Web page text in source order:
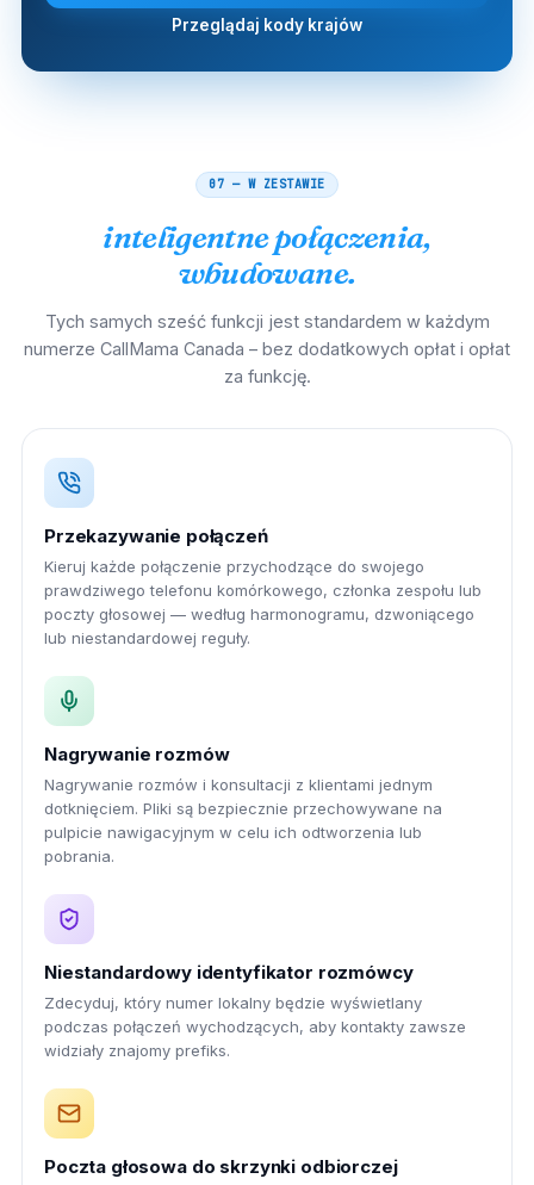
Przeglądaj kody krajów
07 — W ZESTAWIE
inteligentne połączenia,
wbudowane.
Tych samych sześć funkcji jest standardem w każdym
numerze CallMama Canada – bez dodatkowych opłat i opłat
za funkcję.
Przekazywanie połączeń
Kieruj każde połączenie przychodzące do swojego
prawdziwego telefonu komórkowego, członka zespołu lub
poczty głosowej — według harmonogramu, dzwoniącego
lub niestandardowej reguły.
Nagrywanie rozmów
Nagrywanie rozmów i konsultacji z klientami jednym
dotknięciem. Pliki są bezpiecznie przechowywane na
pulpicie nawigacyjnym w celu ich odtworzenia lub
pobrania.
Niestandardowy identyfikator rozmówcy
Zdecyduj, który numer lokalny będzie wyświetlany
podczas połączeń wychodzących, aby kontakty zawsze
widziały znajomy prefiks.
Poczta głosowa do skrzynki odbiorczej